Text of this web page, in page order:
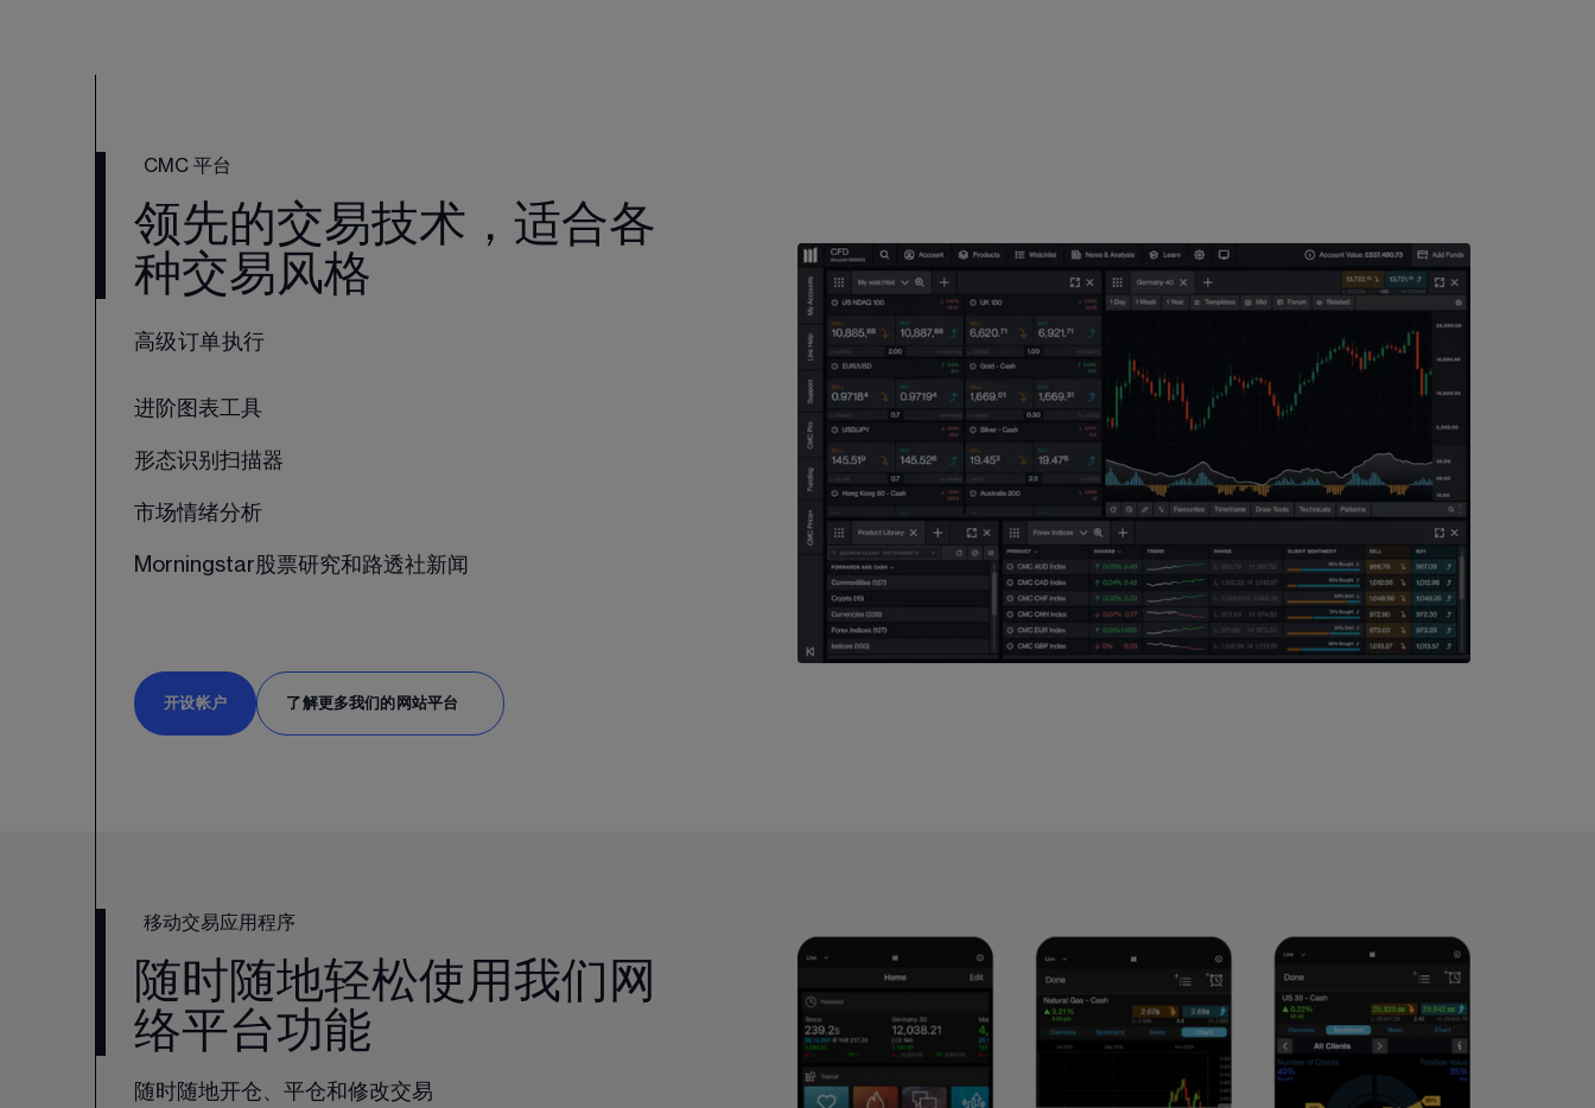
CMC 平台
领先的交易技术，适合各
种交易风格
高级订单执行
进阶图表工具
形态识别扫描器
市场情绪分析
Morningstar股票研究和路透社新闻
开设帐户 了解更多我们的网站平台
移动交易应用程序
随时随地轻松使用我们网
络平台功能
随时随地开仓、平仓和修改交易